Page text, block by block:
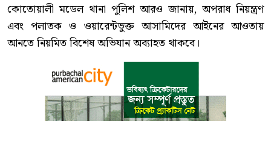
কোতোয়ালী মডেল থানা পুলিশ আরও জানায়, অপরাধ নিয়ন্ত্রণ
এবং পলাতক ও ওয়ারেন্টভুক্ত আসামিদের আইনের আওতায়
আনতে নিয়মিত বিশেষ অভিযান অব্যাহত থাকবে।